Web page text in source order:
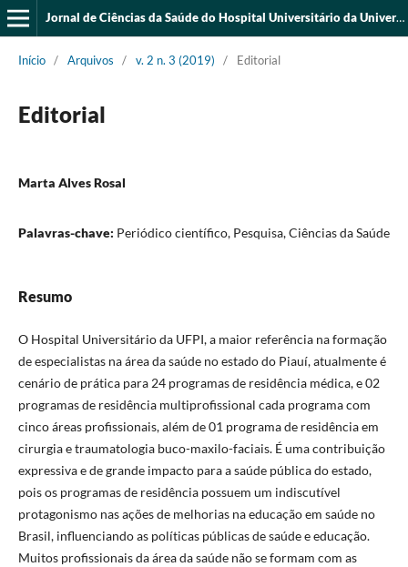
Jornal de Ciências da Saúde do Hospital Universitário da Universidade Federal do Piauí
Início / Arquivos / v. 2 n. 3 (2019) / Editorial
Editorial
Marta Alves Rosal
Palavras-chave: Periódico científico, Pesquisa, Ciências da Saúde
Resumo
O Hospital Universitário da UFPI, a maior referência na formação
de especialistas na área da saúde no estado do Piauí, atualmente é
cenário de prática para 24 programas de residência médica, e 02
programas de residência multiprofissional cada programa com
cinco áreas profissionais, além de 01 programa de residência em
cirurgia e traumatologia buco-maxilo-faciais. É uma contribuição
expressiva e de grande impacto para a saúde pública do estado,
pois os programas de residência possuem um indiscutível
protagonismo nas ações de melhorias na educação em saúde no
Brasil, influenciando as políticas públicas de saúde e educação.
Muitos profissionais da área da saúde não se formam com as